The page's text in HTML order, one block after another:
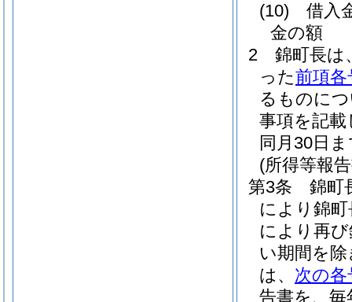
(10)
借入
金の額
2
錦町長は
った前項各
るものに
事項を記
同月30日
(所得等報
第3条
錦町
により錦
により再
い期間を
は、 次の各
告書を、